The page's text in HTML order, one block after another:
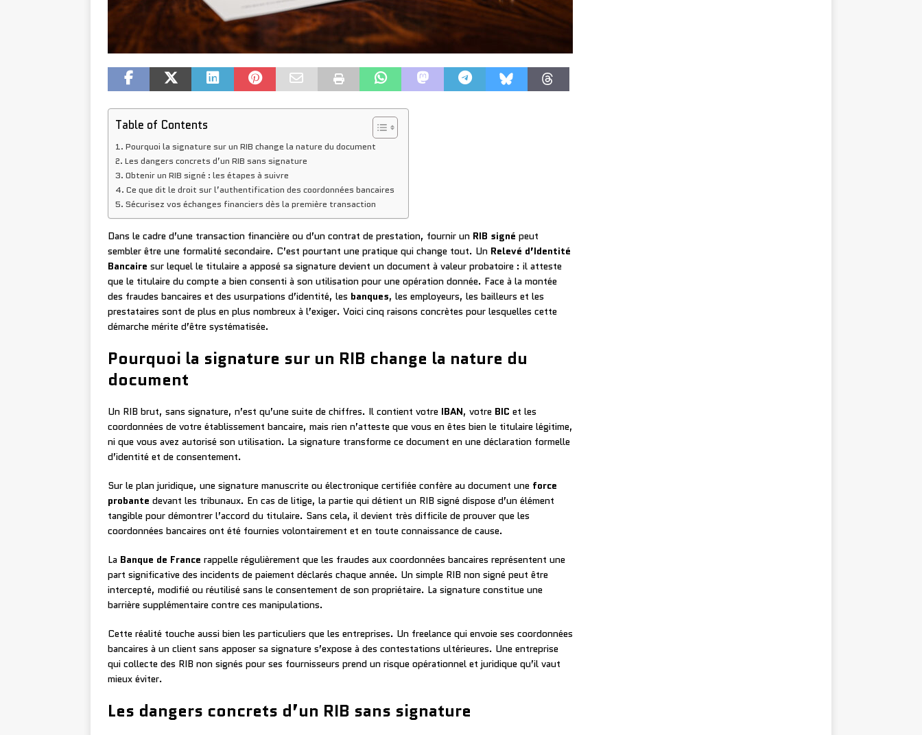
Table of Contents
Pourquoi la signature sur un RIB change la nature du document
Les dangers concrets d’un RIB sans signature
Obtenir un RIB signé : les étapes à suivre
Ce que dit le droit sur l’authentification des coordonnées bancaires
Sécurisez vos échanges financiers dès la première transaction
Dans le cadre d’une transaction financière ou d’un contrat de prestation, fournir un RIB signé peut
sembler être une formalité secondaire. C’est pourtant une pratique qui change tout. Un Relevé d’Identité
Bancaire sur lequel le titulaire a apposé sa signature devient un document à valeur probatoire : il atteste
que le titulaire du compte a bien consenti à son utilisation pour une opération donnée. Face à la montée
des fraudes bancaires et des usurpations d’identité, les banques, les employeurs, les bailleurs et les
prestataires sont de plus en plus nombreux à l’exiger. Voici cinq raisons concrètes pour lesquelles cette
démarche mérite d’être systématisée.
Pourquoi la signature sur un RIB change la nature du
document
Un RIB brut, sans signature, n’est qu’une suite de chiffres. Il contient votre IBAN, votre BIC et les
coordonnées de votre établissement bancaire, mais rien n’atteste que vous en êtes bien le titulaire légitime,
ni que vous avez autorisé son utilisation. La signature transforme ce document en une déclaration formelle
d’identité et de consentement.
Sur le plan juridique, une signature manuscrite ou électronique certifiée confère au document une force
probante devant les tribunaux. En cas de litige, la partie qui détient un RIB signé dispose d’un élément
tangible pour démontrer l’accord du titulaire. Sans cela, il devient très difficile de prouver que les
coordonnées bancaires ont été fournies volontairement et en toute connaissance de cause.
La Banque de France rappelle régulièrement que les fraudes aux coordonnées bancaires représentent une
part significative des incidents de paiement déclarés chaque année. Un simple RIB non signé peut être
intercepté, modifié ou réutilisé sans le consentement de son propriétaire. La signature constitue une
barrière supplémentaire contre ces manipulations.
Cette réalité touche aussi bien les particuliers que les entreprises. Un freelance qui envoie ses coordonnées
bancaires à un client sans apposer sa signature s’expose à des contestations ultérieures. Une entreprise
qui collecte des RIB non signés pour ses fournisseurs prend un risque opérationnel et juridique qu’il vaut
mieux éviter.
Les dangers concrets d’un RIB sans signature